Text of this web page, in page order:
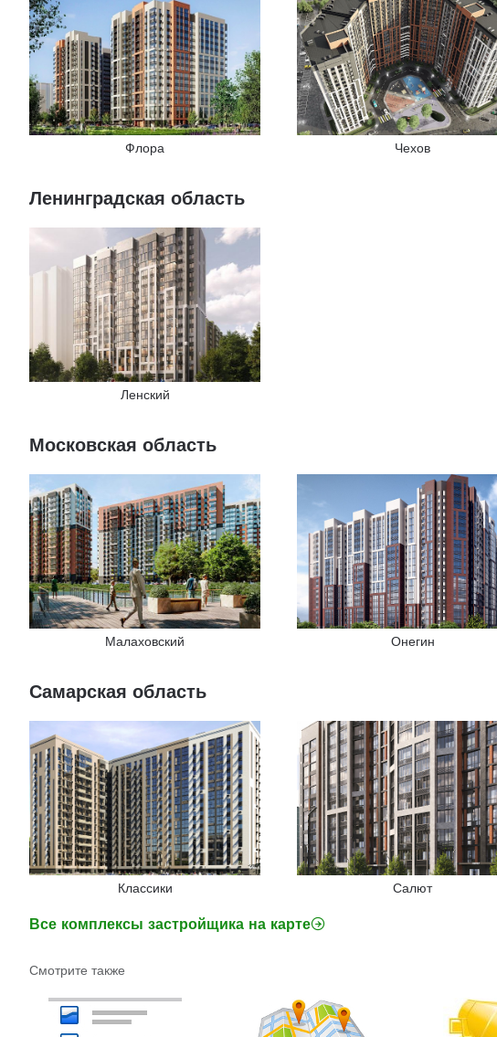
Флора Чехов
Ленинградская область
Ленский
Московская область
Малаховский Онегин
Самарская область
Классики Салют
Все комплексы застройщика на карте
Смотрите также